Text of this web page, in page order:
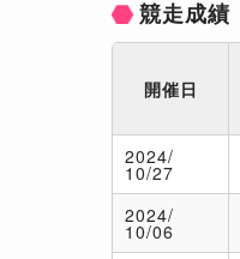
競走成績
開催日
2024/
10/27
2024/
10/06